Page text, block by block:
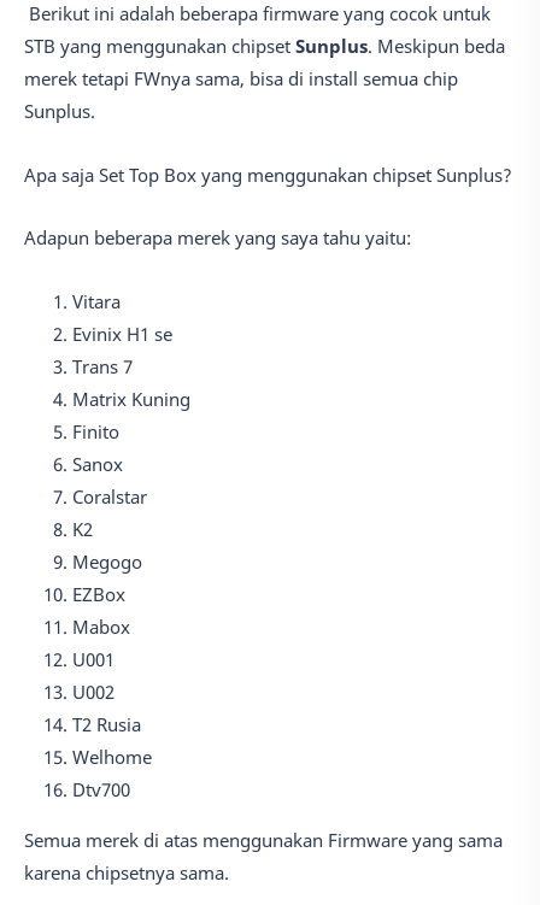
Berikut ini adalah beberapa firmware yang cocok untuk
STB yang menggunakan chipset Sunplus. Meskipun beda
merek tetapi FWnya sama, bisa di install semua chip
Sunplus.
Apa saja Set Top Box yang menggunakan chipset Sunplus?
Adapun beberapa merek yang saya tahu yaitu:
Vitara
Evinix H1 se
Trans 7
Matrix Kuning
Finito
Sanox
Coralstar
K2
Megogo
EZBox
Mabox
U001
U002
T2 Rusia
Welhome
Dtv700
Semua merek di atas menggunakan Firmware yang sama
karena chipsetnya sama.